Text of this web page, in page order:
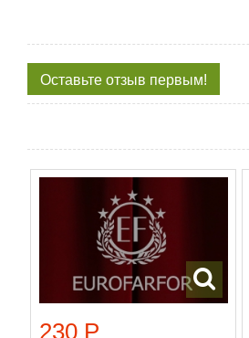
Оставьте отзыв первым!
230 Р